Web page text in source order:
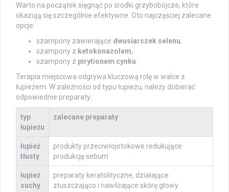
Warto na początek sięgnąć po środki grzybobójcze, które
okazują się szczególnie efektywne. Oto najczęściej zalecane
opcje:
szampony zawierające dwusiarczek selenu,
szampony z ketokonazolem,
szampony z pirytionem cynku
Terapia miejscowa odgrywa kluczową rolę w walce z
łupieżem. W zależności od typu łupieżu, należy dobierać
odpowiednie preparaty:
typ
łupieżu
zalecane preparaty
łupież
tłusty
produkty przeciwłojotokowe redukujące
produkcję sebum
łupież
suchy
preparaty keratolityczne, działające
złuszczająco i nawilżające skórę głowy